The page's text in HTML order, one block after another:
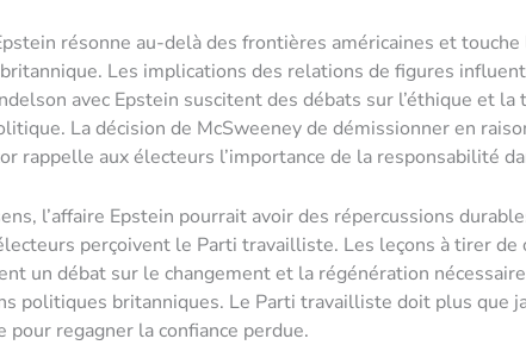
résonne au-delà des frontières américaines et touche
Les implications des relations de figures
avec Epstein suscitent des débats sur l’éthique et la
La décision de McSweeney de démissionner en
rappelle aux électeurs l’importance de la responsabilité
l’affaire Epstein pourrait avoir des répercussions
perçoivent le Parti travailliste. Les leçons à tirer de
un débat sur le changement et la régénération
politiques britanniques. Le Parti travailliste doit plus que
pour regagner la confiance perdue.